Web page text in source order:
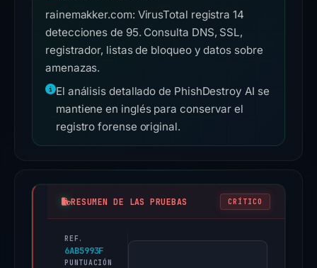
rainemakker.com: VirusTotal registra 14
detecciones de 95. Consulta DNS, SSL,
registrador, listas de bloqueo y datos sobre
amenazas.
El análisis detallado de PhishDestroy AI se
mantiene en inglés para conservar el
registro forense original.
RESUMEN DE LAS PRUEBAS CRÍTICO
REF.
6AB5993F
PUNTUACIÓN
PhishDestroy